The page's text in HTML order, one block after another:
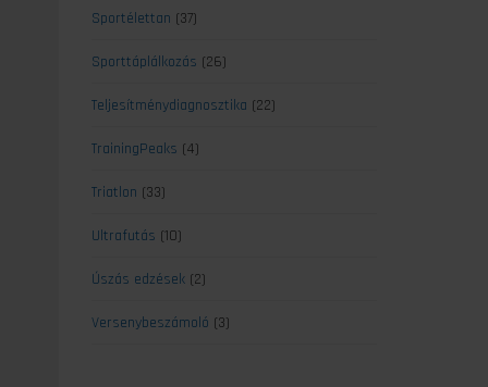
Sportélettan (37)
Sporttáplálkozás (26)
Teljesítménydiagnosztika (22)
TrainingPeaks (4)
Triatlon (33)
Ultrafutás (10)
Úszás edzések(2)
Versenybeszámoló (3)